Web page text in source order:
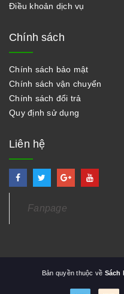
Điều khoản dịch vụ
Chính sách
Chính sách bảo mật
Chính sách vận chuyển
Chính sách đổi trả
Quy định sử dụng
Liên hệ
Fanpage
Bản quyền thuộc về Sách